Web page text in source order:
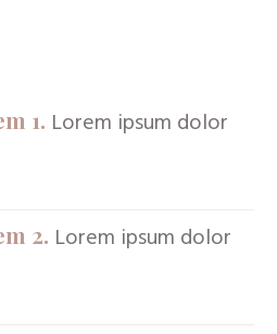
1. Lorem ipsum dolor
2. Lorem ipsum dolor